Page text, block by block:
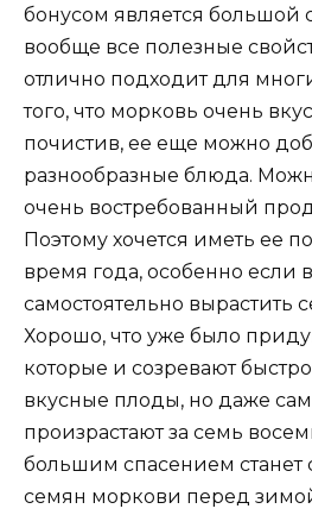
бонусом является большой
вообще все полезные
отлично подходит для
того, что морковь очень
почистив, ее еще можно
разнообразные блюда.
очень востребованный
Поэтому хочется иметь ее
время года, особенно если
самостоятельно вырастить
Хорошо, что уже было
которые и созревают
вкусные плоды, но даже
произрастают за семь
большим спасением станет
семян моркови перед